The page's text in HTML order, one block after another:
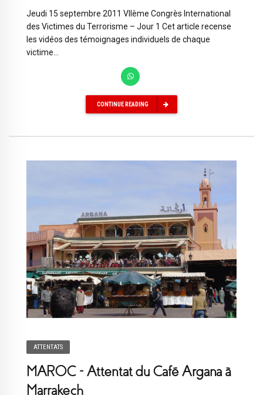
Jeudi 15 septembre 2011 VIIème Congrès International
des Victimes du Terrorisme – Jour 1 Cet article recense
les vidéos des témoignages individuels de chaque
victime...
CONTINUE READING
ATTENTATS
MAROC – Attentat du Café Argana à
Marrakech